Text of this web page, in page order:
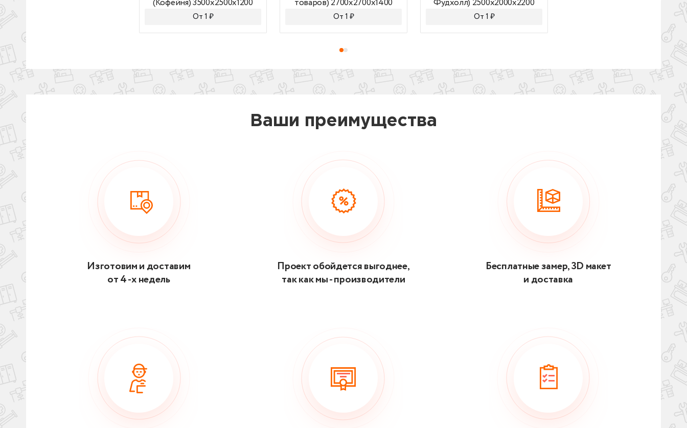
(Кофейня) 3500x2500x1200
От 1 ₽
товаров) 2700x2700x1400
От 1 ₽
Фудхолл) 2500x2000x2200
От 1 ₽
(Кофейня) 2500x2000x1200
Ваши преимущества
Изготовим и доставим
от 4 -х недель
Проект обойдется выгоднее,
так как мы - производители
Бесплатные замер, 3D макет
и доставка